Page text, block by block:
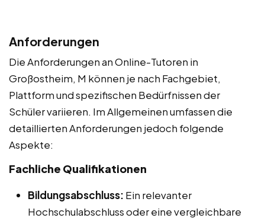
Anforderungen
Die Anforderungen an Online-Tutoren in
Großostheim, M können je nach Fachgebiet,
Plattform und spezifischen Bedürfnissen der
Schüler variieren. Im Allgemeinen umfassen die
detaillierten Anforderungen jedoch folgende
Aspekte:
Fachliche Qualifikationen
Bildungsabschluss: Ein relevanter
Hochschulabschluss oder eine vergleichbare